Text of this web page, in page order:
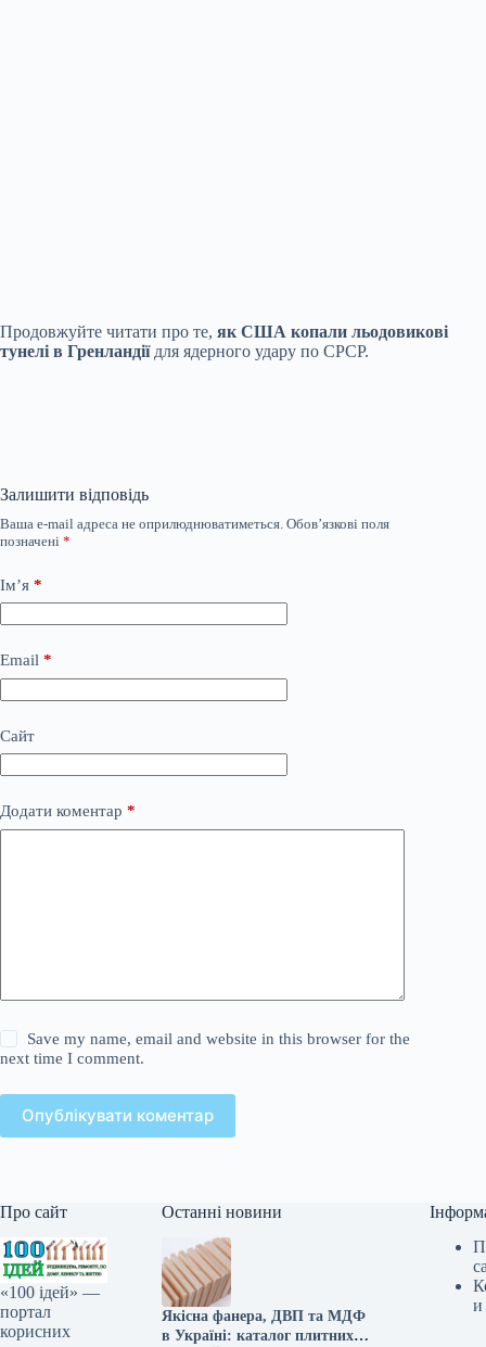
Продовжуйте читати про те, як США копали льодовикові
тунелі в Гренландіїдля ядерного удару по СРСР.
Залишити відповідь
Ваша e-mail адреса не оприлюднюватиметься. Обов’язкові поля
позначені *
Ім’я *
Email *
Сайт
Додати коментар *
Save my name, email and website in this browser for the
next time I comment.
Опублікувати коментар
Про сайт
«100 ідей» —
портал
корисних
Останні новини
Якісна фанера, ДВП та МДФ
в Україні: каталог плитних
и